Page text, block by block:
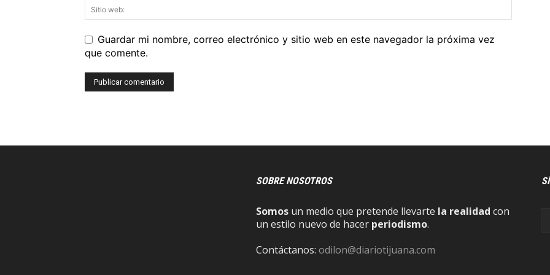
Guardar mi nombre, correo electrónico y sitio web en este navegador la próxima vez
que comente.
SOBRE NOSOTROS
Somos un medio que pretende llevarte la realidad con
un estilo nuevo de hacer periodismo.
Contáctanos: odilon@diariotijuana.com